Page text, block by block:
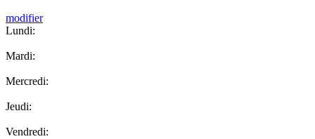
modifier
Lundi:
Mardi:
Mercredi:
Jeudi:
Vendredi: